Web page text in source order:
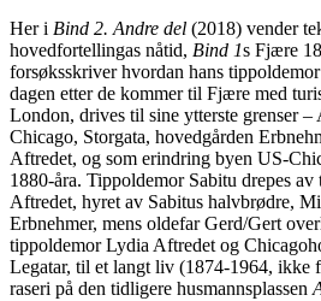
Her i Bind 2. Andre del (2018) vender
hovedfortellingas nåtid, Bind 1s Fjære
forsøksskriver hvordan hans
dagen etter de kommer til Fjære med
London, drives til sine ytterste grenser
Chicago, Storgata, hovedgården
Aftredet, og som erindring byen US-
1880-åra. Tippoldemor Sabitu drepes
Aftredet, hyret av Sabitus halvbrødre,
Erbnehmer, mens oldefar Gerd/Gert
tippoldemor Lydia Aftredet og
Legatar, til et langt liv (1874-1964, ikke
raseri på den tidligere husmannsplassen